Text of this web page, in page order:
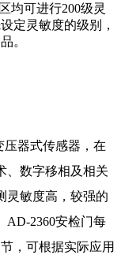
均可进行200级灵
定灵敏度的级别，
。
压器式传感器，在
、数字移相及相关
灵敏度高，较强的
AD-2360安检门每
，可根据实际应用